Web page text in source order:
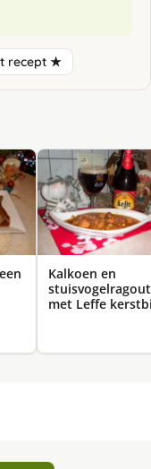
recept ★
Kalkoen en
stuisvogelragout
met Leffe